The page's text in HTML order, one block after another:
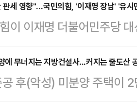
교회 목사가 주도하는 집
후보 지지 호소 메시지를
공세에 나섰다.윤석열
주도로 열린 대한민국바
의도연구원 상근부원장을
판세 영향"…국민의힘, '이재명 장남' '유시
이 이재명 더불어민주당
전 노무현재단 이사장의
판 변수'로 보고 여론전에
의 도박자금 출처를 끝까
에 무너지는 지방건설사...커지는 줄도산
후(악성) 미분양 주택이
찍었다. 정부의 미분양 대